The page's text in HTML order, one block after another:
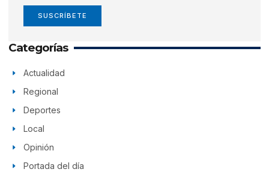
SUSCRÍBETE
Categorías
Actualidad
Regional
Deportes
Local
Opinión
Portada del día